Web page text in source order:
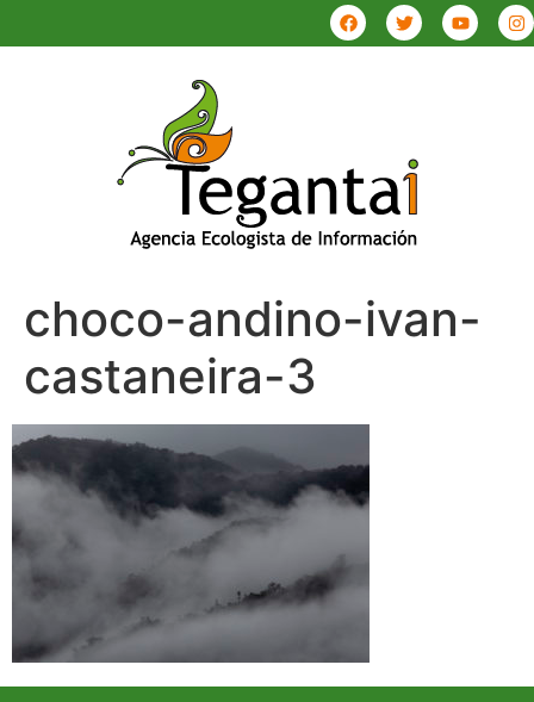
choco-andino-ivan-
castaneira-3